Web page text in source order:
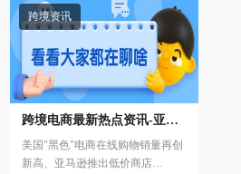
跨境资讯
跨境电商最新热点资讯-亚马
逊TemuTikTok
美国"黑色"电商在线购物销量再创
新高、亚马逊推出低价商店